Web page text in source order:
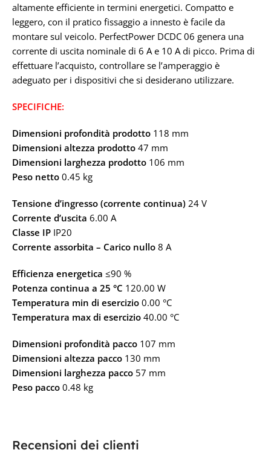
altamente efficiente in termini energetici. Compatto e
leggero, con il pratico fissaggio a innesto è facile da
montare sul veicolo. PerfectPower DCDC 06 genera una
corrente di uscita nominale di 6 A e 10 A di picco. Prima di
effettuare l’acquisto, controllare se l’amperaggio è
adeguato per i dispositivi che si desiderano utilizzare.
SPECIFICHE:
Dimensioni profondità prodotto 118 mm
Dimensioni altezza prodotto 47 mm
Dimensioni larghezza prodotto 106 mm
Peso netto 0.45 kg
Tensione d’ingresso (corrente continua) 24 V
Corrente d’uscita 6.00 A
Classe IP IP20
Corrente assorbita – Carico nullo 8 A
Efficienza energetica ≤90 %
Potenza continua a 25 °C 120.00 W
Temperatura min di esercizio 0.00 °C
Temperatura max di esercizio 40.00 °C
Dimensioni profondità pacco 107 mm
Dimensioni altezza pacco 130 mm
Dimensioni larghezza pacco 57 mm
Peso pacco 0.48 kg
Recensioni dei clienti